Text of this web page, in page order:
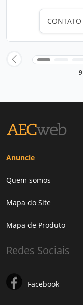
CONTATO
9
Anuncie
Quem somos
Mapa do Site
Mapa de Produto
Redes Sociais
Facebook